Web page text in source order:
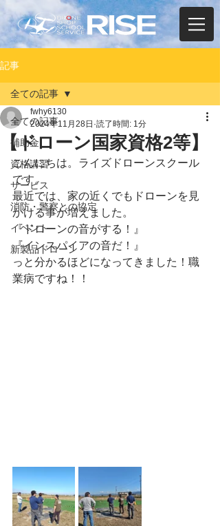
記事
全ての記事
補助金
資格講習
サービス
消防・警察との協定
イベント
新製品ドローン
全ての記事
【ドローン国家資格2等】
fwhy6130
2024年11月28日 読了時間: 1分
こんにちは。ライズドローンスクール
です。
最近では、家の近くでもドローンを見
かける事が増えました。
『ドローンの音がする！』
『インスパイアの音だ！』
っと分かるほどになってきました！職
業病ですね！！